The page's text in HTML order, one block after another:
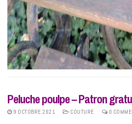
Peluche poulpe – Patron
9 OCTOBRE 2021 COUTURE 0